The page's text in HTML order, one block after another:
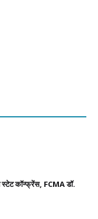
कॉन्फ्रेंस, FCMA डॉ.